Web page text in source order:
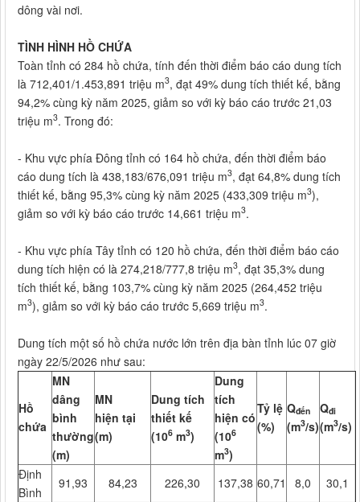
dông vài nơi.
TÌNH HÌNH HỒ CHỨA
Toàn tỉnh có 284 hồ chứa, tính đến thời điểm báo cáo dung tích
là 712,401/1.453,891 triệu m3, đạt 49% dung tích thiết kế, bằng
94,2% cùng kỳ năm 2025, giảm so với kỳ báo cáo trước 21,03
triệu m3. Trong đó:
- Khu vực phía Đông tỉnh có 164 hồ chứa, đến thời điểm báo
cáo dung tích là 438,183/676,091 triệu m3, đạt 64,8% dung tích
thiết kế, bằng 95,3% cùng kỳ năm 2025 (433,309 triệu m3),
giảm so với kỳ báo cáo trước 14,661 triệu m3.
- Khu vực phía Tây tỉnh có 120 hồ chứa, đến thời điểm báo cáo
dung tích hiện có là 274,218/777,8 triệu m3, đạt 35,3% dung
tích thiết kế, bằng 103,7% cùng kỳ năm 2025 (264,452 triệu
m3), giảm so với kỳ báo cáo trước 5,669 triệu m3.
Dung tích một số hồ chứa nước lớn trên địa bàn tỉnh lúc 07 giờ
ngày 22/5/2026 như sau:
Hồ
chứa
MN
dâng
bình
thường
(m)
MN
hiện tại
(m)
Dung tích
thiết kế
(106 m3)
Dung
tích
hiện có
(106
m3)
Tỷ lệ
(%)
Qđến
(m3/s)
Qđi
(m3/s)
Định
Bình
91,93 84,23 226,30 137,38 60,71 8,0
30,1